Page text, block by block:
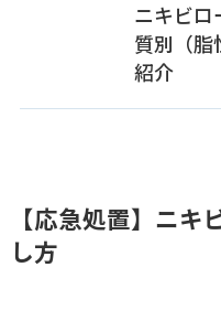
ニキビロ
質別（脂
紹介
【応急処置】ニ
し方